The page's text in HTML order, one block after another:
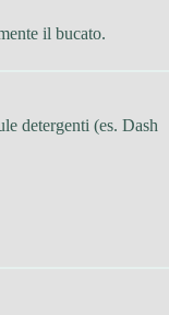
il bucato.
detergenti (es. Dash